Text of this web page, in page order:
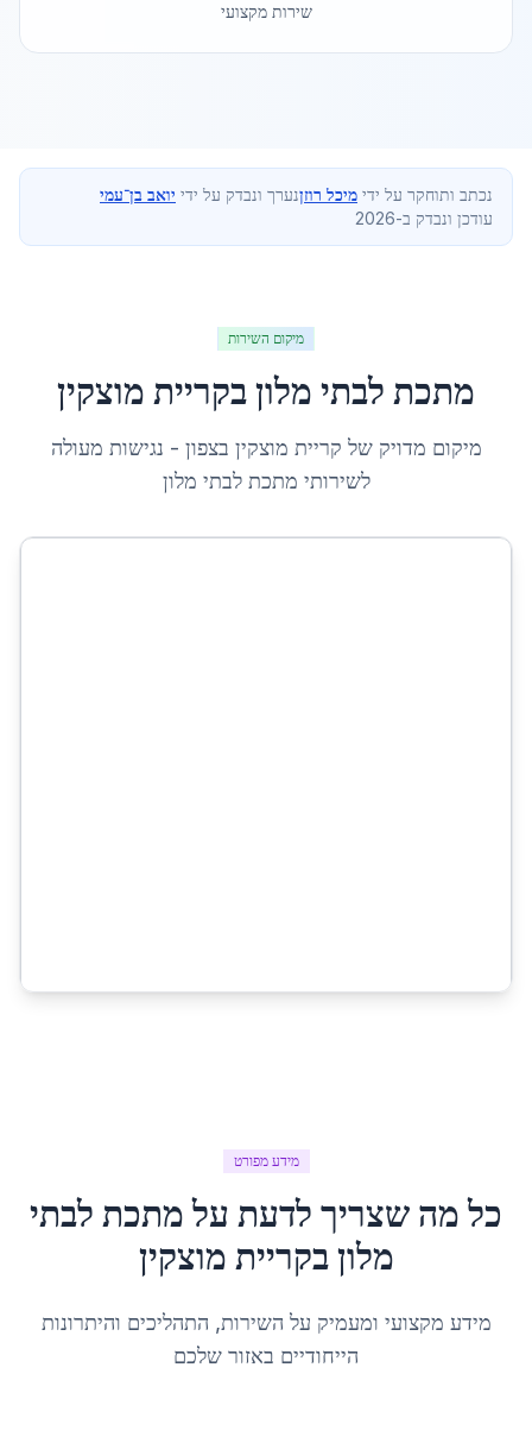
שירות מקצועי
נכתב ותוחקר על ידי מיכל רוזןנערך ונבדק על ידי יואב בן־עמי
עודכן ונבדק ב-2026
מיקום השירות
מתכת לבתי מלוןבקריית מוצקין
מיקום מדויק של קריית מוצקין בצפון - נגישות מעולה
לשירותי מתכת לבתי מלון
מידע מפורט
כל מה שצריך לדעת עלמתכת לבתי
מלוןבקריית מוצקין
מידע מקצועי ומעמיק על השירות, התהליכים והיתרונות
הייחודיים באזור שלכם